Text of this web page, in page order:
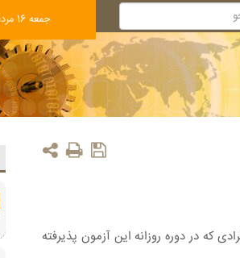
جمعه 16 مرداد 1405
آغاز می شود و افرادی که در دوره روزانه این آزمون پذیرفته